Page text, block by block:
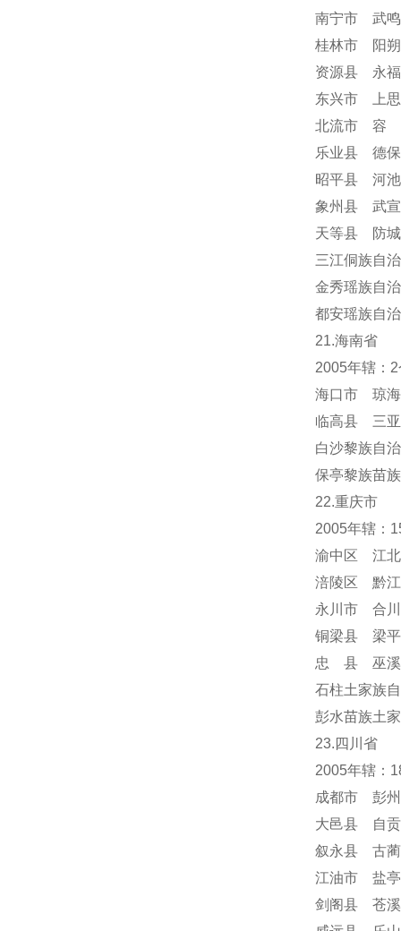
南宁市 武
桂林市 阳
资源县 永
东兴市 上
北流市 容
乐业县 德
昭平县 河
象州县 武
天等县 防
三江侗族自
金秀瑶族自
都安瑶族自
21.海南省
2005年辖：
海口市 琼
临高县 三
白沙黎族自
保亭黎族苗
22.重庆市
2005年辖
渝中区 江
涪陵区 黔
永川市 合
铜梁县 梁
忠 县 巫溪
石柱土家族
彭水苗族土
23.四川省
2005年辖：
成都市 彭
大邑县 自
叙永县 古
江油市 盐
剑阁县 苍